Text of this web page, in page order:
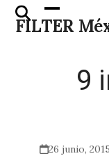
Skip
FILTER
Open
mobile
Close
mobile
9
26 junio, 2015